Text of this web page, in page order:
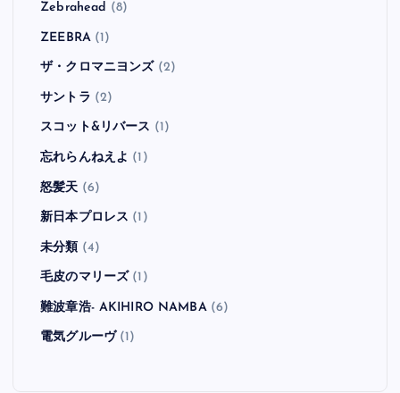
Zebrahead (8)
ZEEBRA(1)
ザ・クロマニヨンズ (2)
サントラ (2)
スコット&リバース (1)
忘れらんねえよ (1)
怒髪天 (6)
新日本プロレス (1)
未分類 (4)
毛皮のマリーズ (1)
難波章浩- AKIHIRO NAMBA(6)
電気グルーヴ(1)